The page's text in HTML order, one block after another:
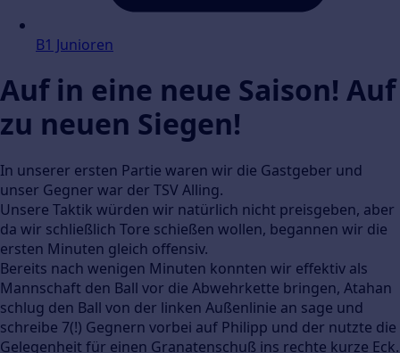
B1 Junioren
Auf in eine neue Saison! Auf
zu neuen Siegen!
In unserer ersten Partie waren wir die Gastgeber und
unser Gegner war der TSV Alling.
Unsere Taktik würden wir natürlich nicht preisgeben, aber
da wir schließlich Tore schießen wollen, begannen wir die
ersten Minuten gleich offensiv.
Bereits nach wenigen Minuten konnten wir effektiv als
Mannschaft den Ball vor die Abwehrkette bringen, Atahan
schlug den Ball von der linken Außenlinie an sage und
schreibe 7(!) Gegnern vorbei auf Philipp und der nutzte die
Gelegenheit für einen Granatenschuß ins rechte kurze Eck.